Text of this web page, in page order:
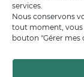
services.
Nous conservons
tout moment, vous
bouton "Gérer mes